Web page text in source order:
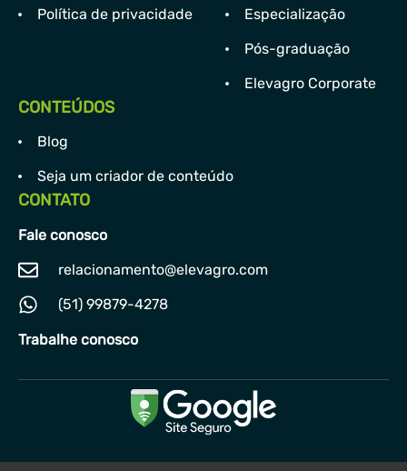
Política de privacidade
Especialização
Pós-graduação
Elevagro Corporate
CONTEÚDOS
Blog
Seja um criador de conteúdo
CONTATO
Fale conosco
relacionamento@elevagro.com
(51) 99879-4278
Trabalhe conosco